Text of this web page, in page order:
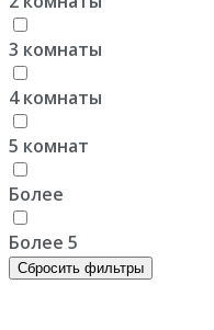
3 комнаты
4 комнаты
5 комнат
Более
Более 5
Сбросить фильтры